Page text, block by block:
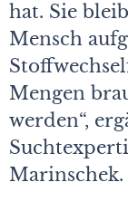
hat. Sie
Mensch
Mengen
werden“,
Marinschek.